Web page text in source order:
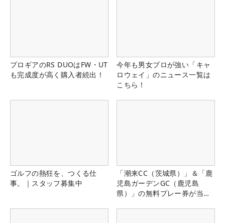
プロギアのRS DUOはFW・UT
も完成度が高く購入者続出！
今年も男女プロが強い「キャ
ロウェイ」のニュース一覧は
こちら！
ゴルフの熱狂を、つくる仕
事。｜スタッフ募集中
「潮来CC（茨城県）」＆「鹿
児島ガーデンGC（鹿児島
県）」の無料プレー券が当た